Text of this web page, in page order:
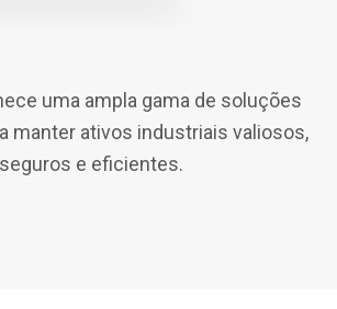
uma ampla gama de soluções
manter ativos industriais valiosos,
seguros e eficientes.